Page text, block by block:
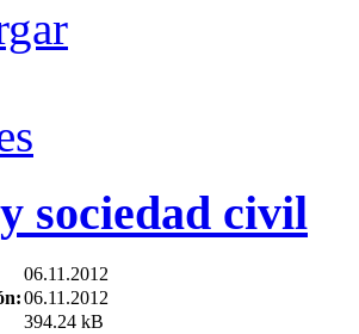
sociedad civil
06.11.2012
06.11.2012
394.24 kB